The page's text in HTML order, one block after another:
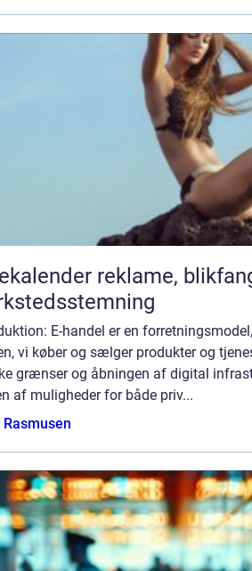
reklame, blikfang og klassisk
E-handel er en
vi køber og sælger produkter og
grænser og åbningen af digital
af muligheder for både priv...